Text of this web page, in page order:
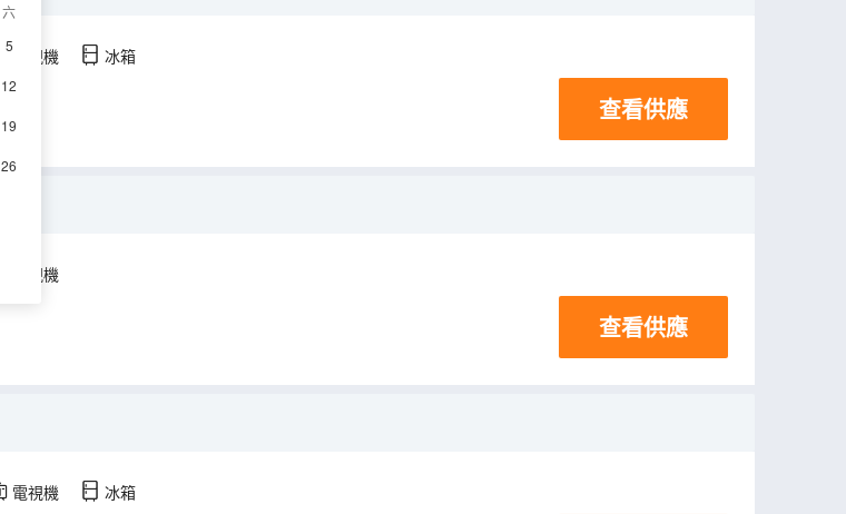
六
5
12
19
26
電視機 冰箱
查看供應
電視機
查看供應
電視機 冰箱